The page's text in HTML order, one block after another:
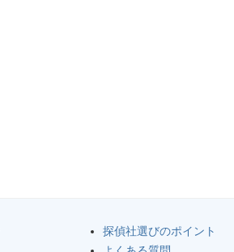
探偵社選びのポイント